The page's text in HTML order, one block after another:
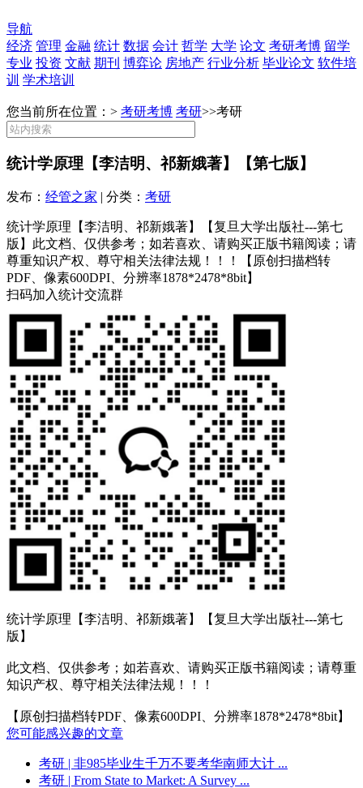
导航
经济 管理 金融 统计 数据 会计 哲学 大学 论文 考研考博 留学
专业 投资 文献 期刊 博弈论 房地产 行业分析 毕业论文 软件培
训 学术培训
您当前所在位置：> 考研考博 考研>>考研
统计学原理【李洁明、祁新娥著】【第七版】
发布： 经管之家 | 分类： 考研
统计学原理【李洁明、祁新娥著】【复旦大学出版社---第七
版】此文档、仅供参考；如若喜欢、请购买正版书籍阅读；请
尊重知识产权、尊守相关法律法规！！！【原创扫描档转
PDF、像素600DPI、分辨率1878*2478*8bit】
扫码加入统计交流群
统计学原理【李洁明、祁新娥著】【复旦大学出版社---第七
版】
此文档、仅供参考；如若喜欢、请购买正版书籍阅读；请尊重
知识产权、尊守相关法律法规！！！
【原创扫描档转PDF、像素600DPI、分辨率1878*2478*8bit】
您可能感兴趣的文章
考研 | 非985毕业生千万不要考华南师大计 ...
考研 | From State to Market: A Survey ...